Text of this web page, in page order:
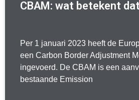
CBAM: wat betekent
Per 1 januari 2023 heeft de
een Carbon Border Adjustment
ingevoerd. De CBAM is een
bestaande Emission